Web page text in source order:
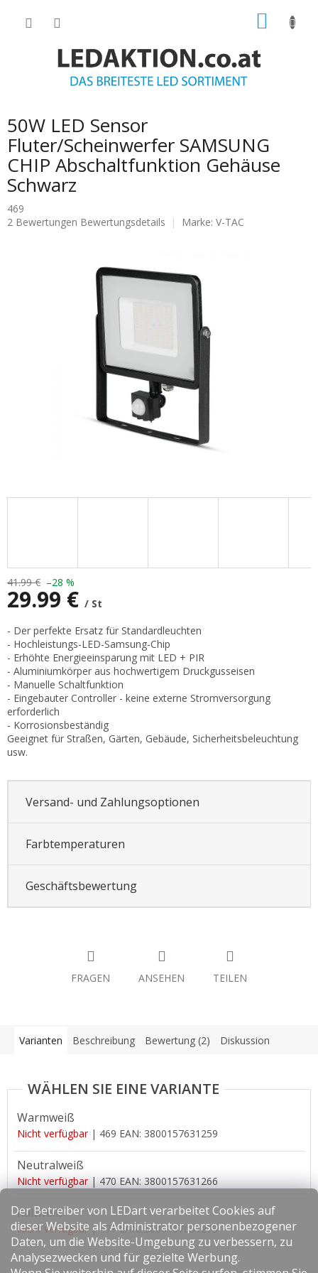
Der Betreiber von LEDart verarbeitet Cookies auf
dieser Website als Administrator personenbezogener
Daten, um die Website-Umgebung zu verbessern, zu
Analysezwecken und für gezielte Werbung.
50W LED Sensor
Fluter/Scheinwerfer SAMSUNG
CHIP Abschaltfunktion Gehäuse
Schwarz
469
Die
2 Bewertungen Bewertungsdetails Marke: V-TAC
41.99 € –28 %
29.99 € / St
Verkaufspreis:
- Der perfekte Ersatz für Standardleuchten
- Hochleistungs-LED-Samsung-Chip
- Erhöhte Energieeinsparung mit LED + PIR
- Aluminiumkörper aus hochwertigem Druckgusseisen
- Manuelle Schaltfunktion
- Eingebauter Controller - keine externe Stromversorgung
erforderlich
- Korrosionsbeständig
Geeignet für Straßen, Gärten, Gebäude, Sicherheitsbeleuchtung
usw.
Versand- und Zahlungsoptionen
Farbtemperaturen
Geschäftsbewertung
FRAGEN ANSEHEN TEILEN
Varianten Beschreibung Bewertung (2) Diskussion
Warmweiß
Nicht verfügbar | 469 EAN: 3800157631259
Neutralweiß
Nicht verfügbar| 470EAN: 3800157631266
Kaltweiß
Nicht verfügbar | 471EAN: 3800157631273